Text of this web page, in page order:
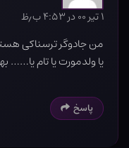
۱ تیر ۰۰ در ۴:۵۳ ب٫ظ
من جادوگر ترسناکی
یا ولدمورت یا تام یا……
پاسخ